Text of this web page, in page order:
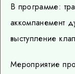
В программе:
аккомпанемент
выступление
Мероприятие